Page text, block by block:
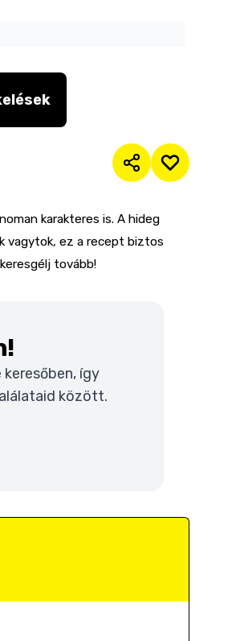
karakteres is. A hideg
vagytok, ez a recept biztos
tovább!
így
között.